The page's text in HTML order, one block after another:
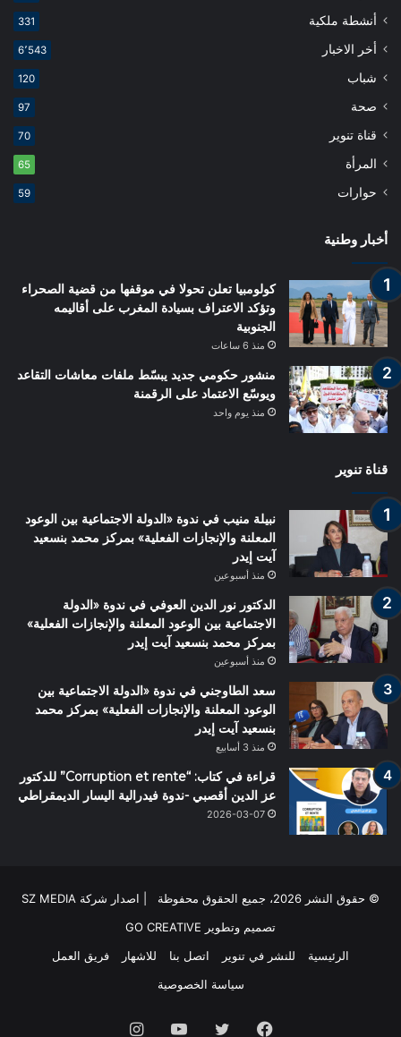
أنشطة ملكية 331
أخر الاخبار 6٬543
شباب 120
صحة 97
قناة تنوير 70
المرأة 65
حوارات 59
أخبار وطنية
كولومبيا تعلن تحولا في موقفها من قضية الصحراء
وتؤكد الاعتراف بسيادة المغرب على أقاليمه
الجنوبية
منذ 6 ساعات
منشور حكومي جديد يبسّط ملفات معاشات التقاعد
ويوسّع الاعتماد على الرقمنة
منذ يوم واحد
قناة تنوير
نبيلة منيب في ندوة «الدولة الاجتماعية بين الوعود
المعلنة والإنجازات الفعلية» بمركز محمد بنسعيد
آيت إيدر
منذ أسبوعين
الدكتور نور الدين العوفي في ندوة «الدولة
الاجتماعية بين الوعود المعلنة والإنجازات الفعلية»
بمركز محمد بنسعيد آيت إيدر
منذ أسبوعين
سعد الطاوجني في ندوة «الدولة الاجتماعية بين
الوعود المعلنة والإنجازات الفعلية» بمركز محمد
بنسعيد آيت إيدر
منذ 3 أسابيع
قراءة في كتاب: “Corruption et rente” للدكتور
عز الدين أقصبي -ندوة فيدرالية اليسار الديمقراطي
2026-03-07
© حقوق النشر 2026، جميع الحقوق محفوظة | اصدار شركة SZ MEDIA
تصميم وتطوير GO CREATIVE
الرئيسية
للنشر في تنوير اتصل بنا للاشهار
فريق العمل
سياسة الخصوصية
فيسبوك تويتر يوتيوب